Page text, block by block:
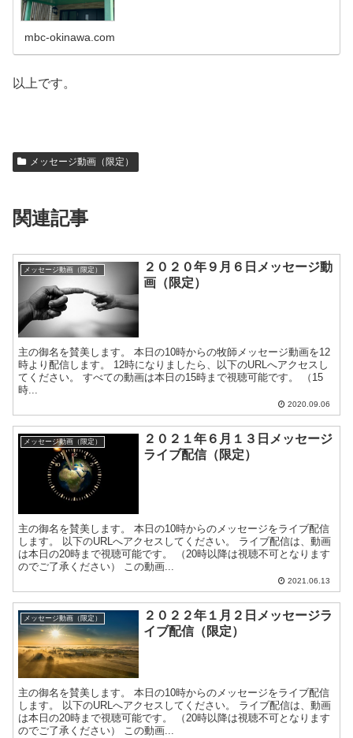
mbc-okinawa.com
以上です。
メッセージ動画（限定）
関連記事
メッセージ動画（限定）
２０２０年９月６日メッセージ動
画（限定）
主の御名を賛美します。 本日の10時からの牧師メッセージ動画を12
時より配信します。 12時になりましたら、以下のURLへアクセスし
てください。 すべての動画は本日の15時まで視聴可能です。 （15
時...
2020.09.06
メッセージ動画（限定）
２０２１年６月１３日メッセージ
ライブ配信（限定）
主の御名を賛美します。 本日の10時からのメッセージをライブ配信
します。 以下のURLへアクセスしてください。 ライブ配信は、動画
は本日の20時まで視聴可能です。 （20時以降は視聴不可となります
のでご了承ください） この動画...
2021.06.13
メッセージ動画（限定）
２０２２年１月２日メッセージラ
イブ配信（限定）
主の御名を賛美します。 本日の10時からのメッセージをライブ配信
します。 以下のURLへアクセスしてください。 ライブ配信は、動画
は本日の20時まで視聴可能です。 （20時以降は視聴不可となります
のでご了承ください） この動画...